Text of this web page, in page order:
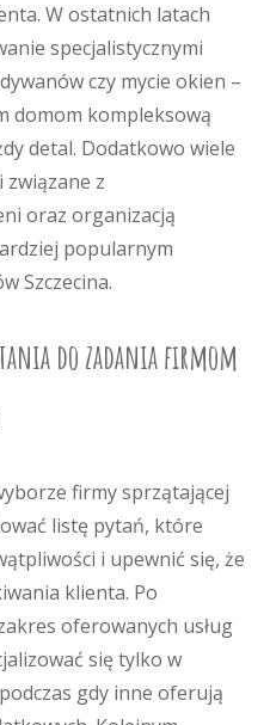
W ostatnich latach
specjalistycznymi
czy mycie okien –
domom kompleksową
detal. Dodatkowo wiele
związane z
oraz organizacją
popularnym
Szczecina.
do zadania firmom
firmy sprzątającej
listę pytań, które
i upewnić się, że
klienta. Po
oferowanych usług
się tylko w
gdy inne oferują